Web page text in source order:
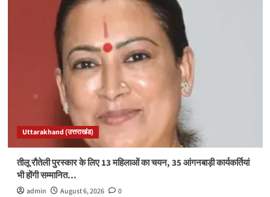
Uttarakhand (उत्तराखंड)
तीलू रौतेली पुरस्कार के लिए 13 महिलाओं का चयन, 35 आंगनबाड़ी कार्यकर्तियां
भी होंगी सम्मानित…
admin August 6, 2026 0